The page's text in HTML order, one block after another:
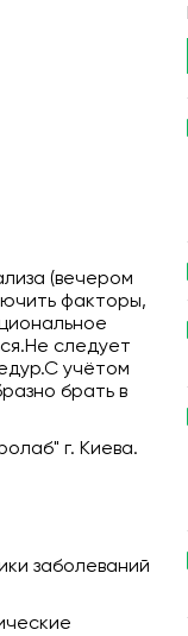
(вечером
факторы,
следует
учётом
брать в
г. Киева.
заболеваний